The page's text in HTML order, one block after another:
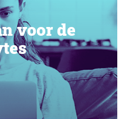
voor de